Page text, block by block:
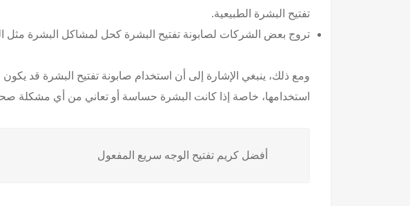
تفتيح البشرة الطبيعية.
تروج بعض الشركات لصابونة تفتيح البشرة كحل لمشاكل البشرة مثل
ومع ذلك، ينبغي الإشارة إلى أن استخدام صابونة تفتيح البشرة قد يكون
استخدامها، خاصة إذا كانت البشرة حساسة أو تعاني من أي مشكلة
أفضل كريم تفتيح الوجه سريع المفعول